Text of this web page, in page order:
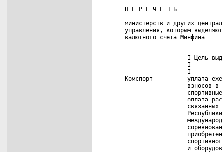
П Е Р Е Ч Е Н Ь
министерств и других
управления, которым
валютного счета Минфина
I Цель
I
Комспорт          уплата
взносов в
оплата
связанных
и